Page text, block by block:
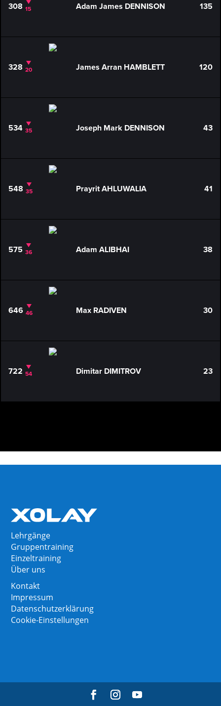
308 15 Adam James DENNISON 135
328 20 James Arran HAMBLETT 120
534 35 Joseph Mark DENNISON 43
548 35 Prayrit AHLUWALIA 41
575 36 Adam ALIBHAI 38
646 46 Max RADIVEN 30
722 54 Dimitar DIMITROV 23
Lehrgänge
Gruppentraining
Einzeltraining
Über uns
Kontakt
Impressum
Datenschutzerklärung
Cookie-Einstellungen